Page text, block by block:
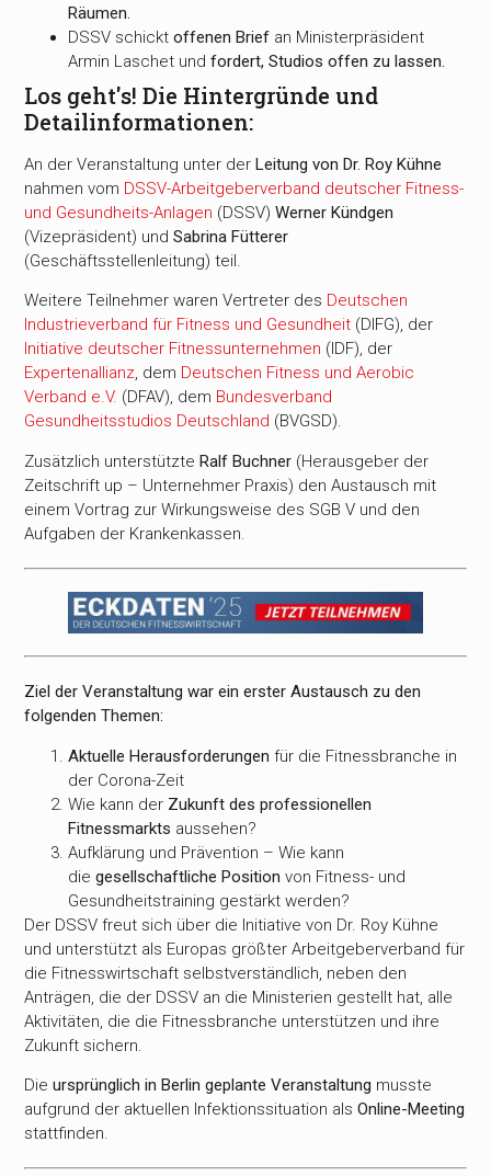
Räumen.
DSSV schicktoffenen Brief an Ministerpräsident
Armin Laschet undfordert, Studios offen zu lassen.
Los geht's! Die Hintergründe und
Detailinformationen:
An der Veranstaltung unter derLeitung von Dr. Roy Kühne
nahmen vom DSSV-Arbeitgeberverband deutscher Fitness-
und Gesundheits-Anlagen (DSSV) Werner Kündgen
(Vizepräsident) undSabrina Fütterer
(Geschäftsstellenleitung) teil.
Weitere Teilnehmer waren Vertreter des Deutschen
Industrieverband für Fitness und Gesundheit (DIFG), der
Initiative deutscher Fitnessunternehmen (IDF), der
Expertenallianz, dem Deutschen Fitness und Aerobic
Verband e.V. (DFAV), dem Bundesverband
Gesundheitsstudios Deutschland (BVGSD).
Zusätzlich unterstützteRalf Buchner (Herausgeber der
Zeitschrift up – Unternehmer Praxis) den Austausch mit
einem Vortrag zur Wirkungsweise des SGB V und den
Aufgaben der Krankenkassen.
Ziel der Veranstaltung war ein erster Austausch zu den
folgenden Themen:
Aktuelle Herausforderungen für die Fitnessbranche in
der Corona-Zeit
Wie kann der Zukunft des professionellen
Fitnessmarkts aussehen?
Aufklärung und Prävention – Wie kann
diegesellschaftliche Position von Fitness- und
Gesundheitstraining gestärkt werden?
Der DSSV freut sich über die Initiative von Dr. Roy Kühne
und unterstützt als Europas größter Arbeitgeberverband für
die Fitnesswirtschaft selbstverständlich, neben den
Anträgen, die der DSSV an die Ministerien gestellt hat, alle
Aktivitäten, die die Fitnessbranche unterstützen und ihre
Zukunft sichern.
Dieursprünglich in Berlin geplante Veranstaltung musste
aufgrund der aktuellen Infektionssituation alsOnline-Meeting
stattfinden.